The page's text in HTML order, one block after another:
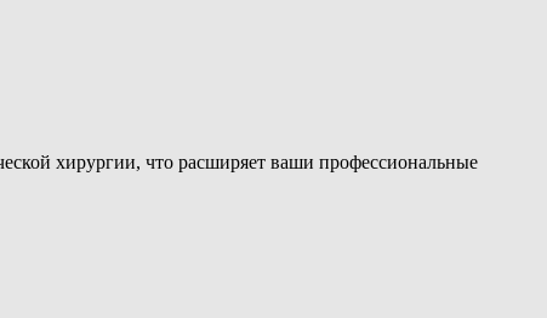
хирургии, что расширяет ваши профессиональные